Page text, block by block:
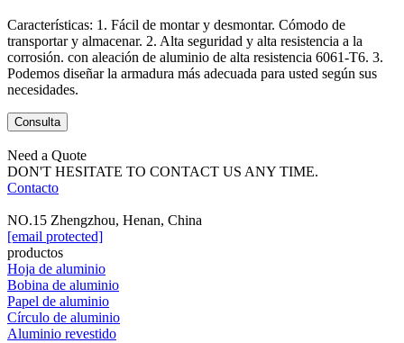
Características: 1. Fácil de montar y desmontar. Cómodo de
transportar y almacenar. 2. Alta seguridad y alta resistencia a la
corrosión. con aleación de aluminio de alta resistencia 6061-T6. 3.
Podemos diseñar la armadura más adecuada para usted según sus
necesidades.
Consulta
Need a Quote
DON'T HESITATE TO CONTACT US ANY TIME.
Contacto
NO.15 Zhengzhou, Henan, China
[email protected]
productos
Hoja de aluminio
Bobina de aluminio
Papel de aluminio
Círculo de aluminio
Aluminio revestido